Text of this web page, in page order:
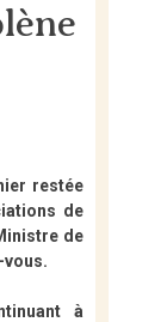
restée
de
de
vous.
à